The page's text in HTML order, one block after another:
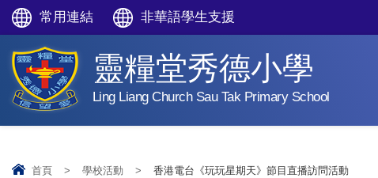
常用連結 非華語學生支援
靈糧堂秀德小學
Ling Liang Church Sau Tak Primary School
首頁 > 學校活動 > 香港電台《玩玩星期天》節目直播訪問活動